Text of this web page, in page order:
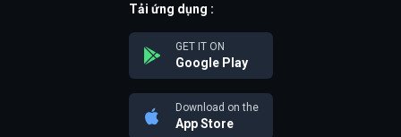
Tải ứng dụng :
GET IT ON
Google Play
Download on the
App Store